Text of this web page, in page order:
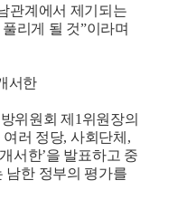
관계에서 제기되는
리게 될 것”이라며
서한
위원회 제1위원장의
러 정당, 사회단체,
서한’을 발표하고 중
남한 정부의 평가를